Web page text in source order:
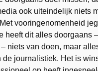
ook uiteindelijk niets
vooringenomenheid
heeft dit alles doorgaans
niets van doen, maar
de journalistiek. Het is